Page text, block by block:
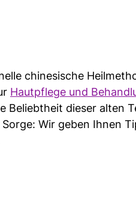
chinesische
Hautpflege und
Beliebtheit dieser alten
Wir geben Ihnen